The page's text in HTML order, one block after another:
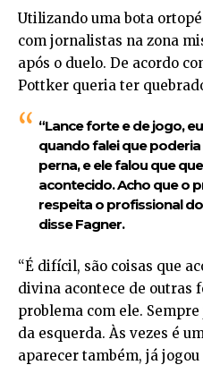
Utilizando uma bota
com jornalistas na zona
após o duelo. De acordo
Pottker queria ter
“Lance forte e de jogo,
quando falei que
perna, e ele falou que
acontecido. Acho que o
respeita o profissional
disse Fagner.
“É difícil, são coisas que
divina acontece de outras
problema com ele.
da esquerda. Às vezes é
aparecer também, já